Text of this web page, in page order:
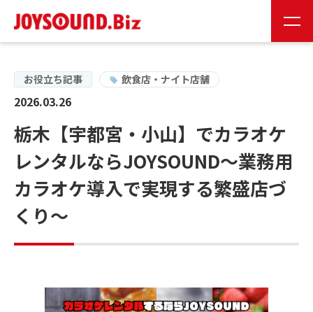
0120-141-224
24時間受付
お問い合わせ
製品情報
お役立ち記事 飲食店・ナイト店舗
2026.03.26
栃木【宇都宮・小山】でカラオケ
レンタルならJOYSOUND～業務用
カラオケ導入で実現する繁盛店づ
くり～